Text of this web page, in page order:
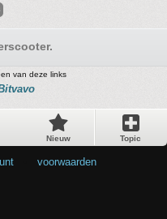
van deze links
Nieuw Topic
voorwaarden